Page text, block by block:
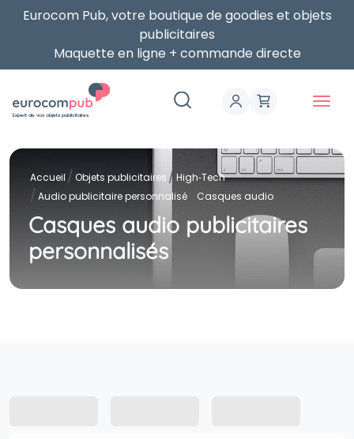
Eurocom Pub, votre boutique de goodies et objets
publicitaires
Maquette en ligne + commande directe
Expert de vos objets publicitaires
Accueil Objets publicitaires
High‑Tech
Audio publicitaire personnalisé
Casques audio
Casques audio publicitaires
personnalisés